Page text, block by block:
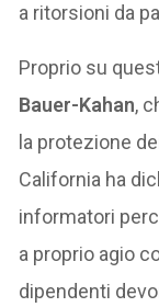
a ritorsioni da
Proprio su
Bauer-Kahan,
la protezione
California ha
informatori
a proprio agio
dipendenti